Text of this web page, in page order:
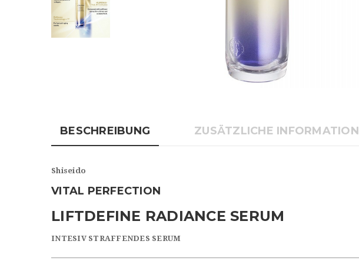
BESCHREIBUNG ZUSÄTZLICHE INFORMATION
Shiseido
VITAL PERFECTION
LIFTDEFINE RADIANCE SERUM
INTESIV STRAFFENDES SERUM